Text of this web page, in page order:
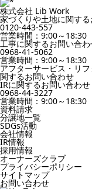
株式会社 Lib Work
家づくりや土地に関す
0120-443-557
営業時間：9:00～18:30
工事に関するお問い合
0968-41-5062
営業時間：9:00～18:30
アフターサービス・リ
関するお問い合わせ
IRに関するお問い合わせ
0968-44-3227
営業時間：9:00～18:30
資料請求
分譲地一覧
SDGs活動
会社情報
IR情報
採用情報
オーナーズクラブ
プライバシーポリシー
サイトマップ
お問い合わせ